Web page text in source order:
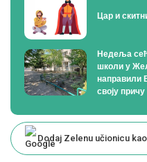
Цар и
Недеља
школи у
направили
своју причу
Dodaj Zelenu učionicu